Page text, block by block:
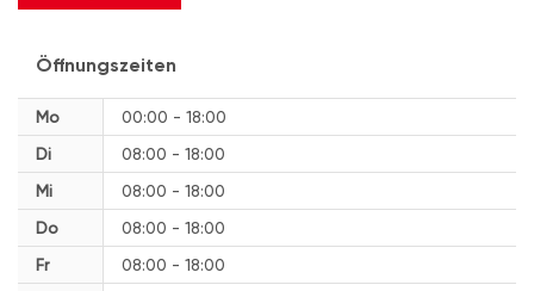
Öffnungszeiten
Mo
00:00 - 18:00
Di
08:00 - 18:00
Mi
08:00 - 18:00
Do
08:00 - 18:00
Fr
08:00 - 18:00